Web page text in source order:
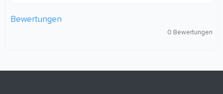
Bewertungen
t
0 Bewertungen